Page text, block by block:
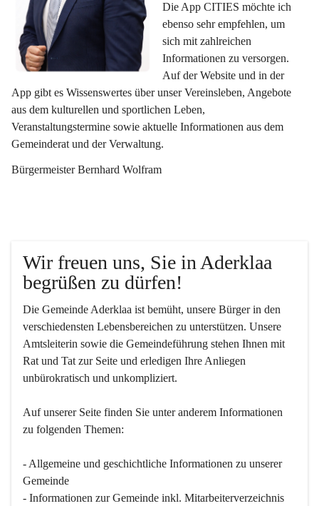
Die App CITIES möchte ich
ebenso sehr empfehlen, um
sich mit zahlreichen
Informationen zu versorgen.
Auf der Website und in der
App gibt es Wissenswertes über unser Vereinsleben, Angebote
aus dem kulturellen und sportlichen Leben,
Veranstaltungstermine sowie aktuelle Informationen aus dem
Gemeinderat und der Verwaltung.
Bürgermeister Bernhard Wolfram
Wir freuen uns, Sie in Aderklaa
begrüßen zu dürfen!
Die Gemeinde Aderklaa ist bemüht, unsere Bürger in den
verschiedensten Lebensbereichen zu unterstützen. Unsere
Amtsleiterin sowie die Gemeindeführung stehen Ihnen mit
Rat und Tat zur Seite und erledigen Ihre Anliegen
unbürokratisch und unkompliziert.
Auf unserer Seite finden Sie un­ter an­de­rem Informationen
zu folgenden Themen:
- Allgemeine und geschichtliche Informationen zu unserer
Gemeinde
- Informationen zur Gemeinde inkl. Mitarbeiterverzeichnis